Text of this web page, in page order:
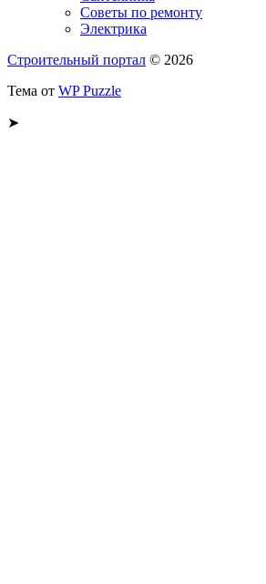
Советы по ремонту
Электрика
Строительный портал © 2026
Тема от WP Puzzle
➤